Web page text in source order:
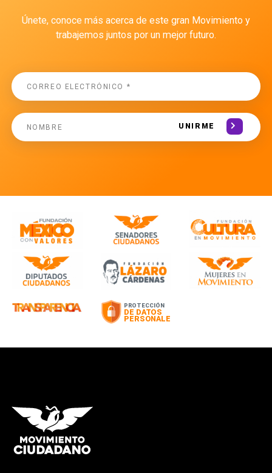
Únete, conoce más acerca de este gran Movimiento y
trabajemos juntos por un mejor futuro.
UNIRME